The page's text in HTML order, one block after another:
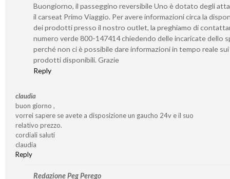
Buongiorno, il passeggino reversibile Uno è dotato degli
il carseat Primo Viaggio. Per avere informazioni circa la
dei prodotti presso il nostro outlet, la preghiamo di
numero verde 800-147414 chiedendo delle incaricate dello
perché non ci è possibile dare informazioni in tempo reale sui
prodotti disponibili. Grazie
Reply
claudia
buon giorno ,
vorrei sapere se avete a disposizione un gaucho 24v e il suo
relativo prezzo.
cordiali saluti
claudia
Reply
Redazione Peg Perego